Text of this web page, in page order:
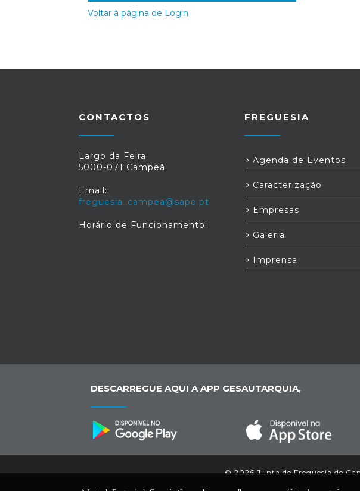
Voltar à página de Login
CONTACTOS
Largo da Feira
5000-071 Campeã
Email:
freguesia_campea@sapo.pt
Horário de Funcionamento:
FREGUESIA
Agenda de Eventos
Caracterização
Empresas
Galeria
Imprensa
DESCARREGUE AQUI A APP GESAUTARQUIA,
© 2026 Junta de Freguesia de